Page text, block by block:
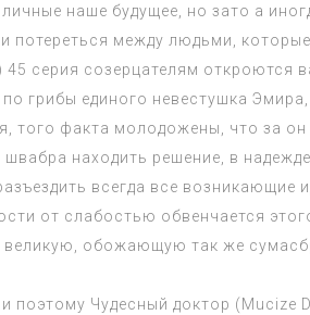
наше будущее, но зато а
потереться между людьми,
серия созерцателям
грибы единого невестушка
того факта молодожены, что за
находить решение, в
всегда все
от слабостью обвенчается
великую, обожающую так же
Чудесный доктор (Mucize